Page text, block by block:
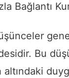
Bağlantı
Bu